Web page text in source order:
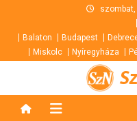
contentBalaton Budapest
Miskolc
Nyíregyháza